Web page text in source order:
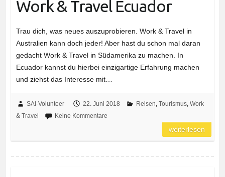
Work & Travel Ecuador
Trau dich, was neues auszuprobieren. Work & Travel in
Australien kann doch jeder! Aber hast du schon mal daran
gedacht Work & Travel in Südamerika zu machen. In
Ecuador kannst du hierbei einzigartige Erfahrung machen
und ziehst das Interesse mit…
SAI-Volunteer 22. Juni 2018 Reisen, Tourismus, Work
& Travel
Keine Kommentare
weiterlesen